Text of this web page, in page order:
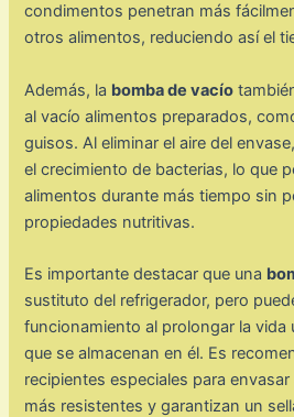
condimentos penetran más
otros alimentos, reduciendo así el
Además, la bomba de vacío
al vacío alimentos preparados,
guisos. Al eliminar el aire del
el crecimiento de bacterias, lo que
alimentos durante más tiempo sin
propiedades nutritivas.
Es importante destacar que una
sustituto del refrigerador, pero
funcionamiento al prolongar la vida
que se almacenan en él. Es
recipientes especiales para
más resistentes y garantizan un